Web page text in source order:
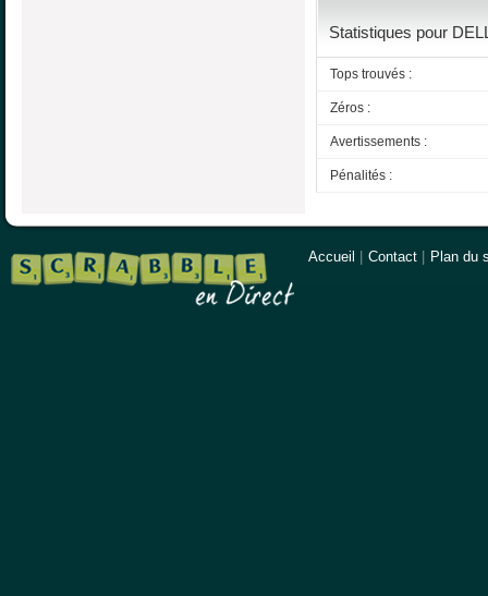
Statistiques pour
Tops trouvés :
Zéros :
Avertissements :
Pénalités :
Accueil Contact Plan du